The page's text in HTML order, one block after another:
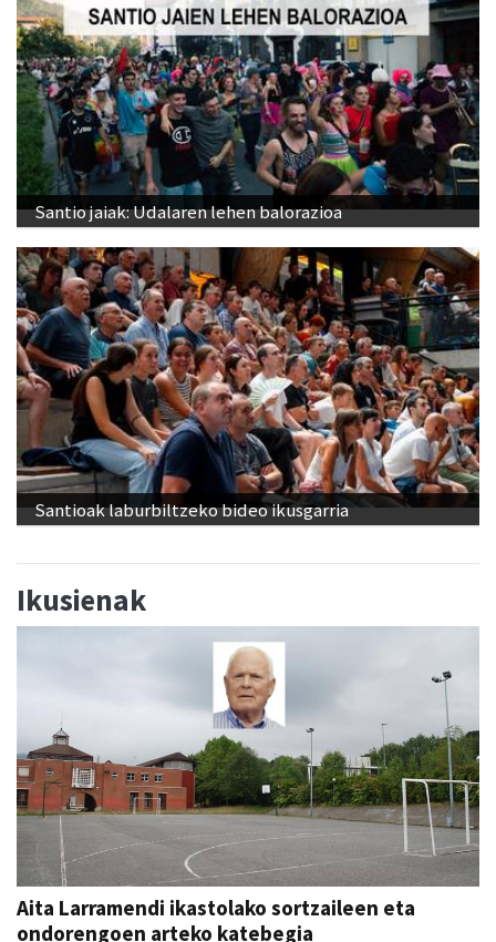
Santio jaiak: Udalaren lehen balorazioa
Santioak laburbiltzeko bideo ikusgarria
Ikusienak
Aita Larramendi ikastolako sortzaileen eta
ondorengoen arteko katebegia